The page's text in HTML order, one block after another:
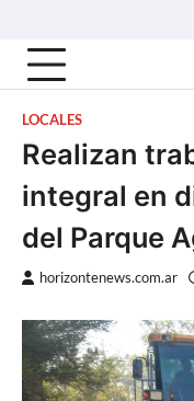
content
LOCALES
Realizan
integral en
del Parque
horizontenews.com.ar